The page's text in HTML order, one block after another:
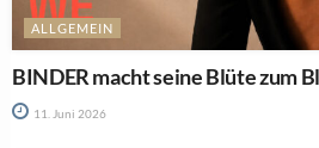
ALLGEMEIN
BINDER macht seine Blüte zum
11. Juni 2026